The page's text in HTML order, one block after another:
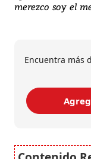
merezco soy el
Encuentra más